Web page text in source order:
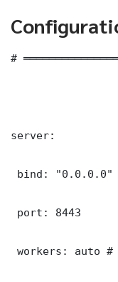
#
server:
bind: "0.0.0.0"
port: 8443
workers: auto #